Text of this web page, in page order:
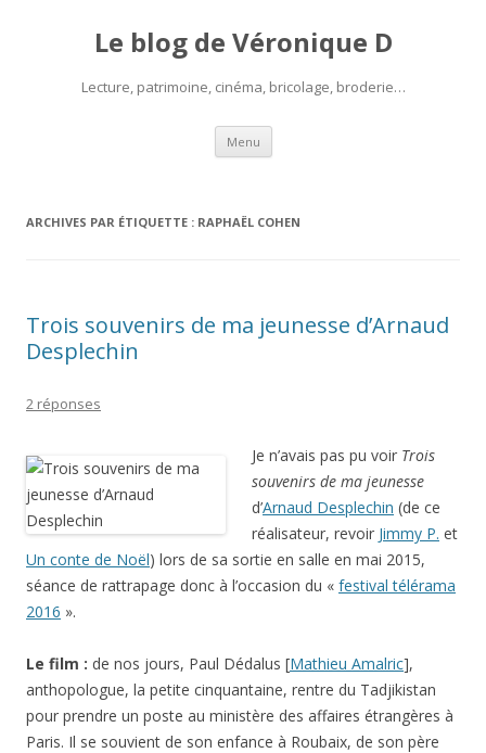
Le blog de Véronique D
Lecture, patrimoine, cinéma, bricolage, broderie…
Menu Aller
contenu
ARCHIVES PAR ÉTIQUETTE : RAPHAËL COHEN
Trois souvenirs de ma jeunesse d’Arnaud
Desplechin
2 réponses
Je n’avais pas pu voir Trois
souvenirs de ma jeunesse
d’Arnaud Desplechin (de ce
réalisateur, revoir Jimmy P. et
Un conte de Noël) lors de sa sortie en salle en mai 2015,
séance de rattrapage donc à l’occasion du « festival télérama
2016 ».
Le film : de nos jours, Paul Dédalus [Mathieu Amalric],
anthopologue, la petite cinquantaine, rentre du Tadjikistan
pour prendre un poste au ministère des affaires étrangères à
Paris. Il se souvient de son enfance à Roubaix, de son père